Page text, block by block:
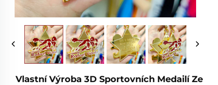
Vlastní Výroba 3D Sportovních Medailí Ze